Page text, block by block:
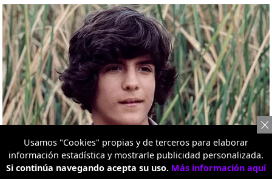
Usamos "Cookies" propias y de terceros para elaborar
información estadística y mostrarle publicidad personalizada.
Si continúa navegando acepta su uso. Más información aquí